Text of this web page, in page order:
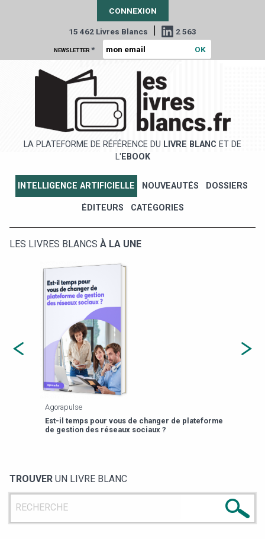
CONNEXION
15 462 Livres Blancs | 2 563
NEWSLETTER *
LA PLATEFORME DE RÉFÉRENCE DU LIVRE BLANC ET DE
L' EBOOK
INTELLIGENCE ARTIFICIELLE NOUVEAUTÉS DOSSIERS
ÉDITEURS CATÉGORIES
LES LIVRES BLANCS À LA UNE
Agorapulse
Est-il temps pour vous de changer de plateforme
de gestion des réseaux sociaux ?
TROUVER UN LIVRE BLANC